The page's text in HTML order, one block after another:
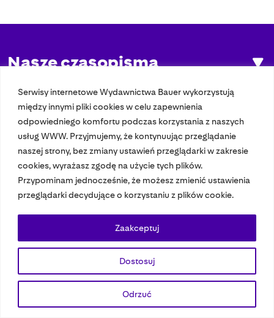
Serwisy internetowe Wydawnictwa Bauer wykorzystują
między innymi pliki cookies w celu zapewnienia
odpowiedniego komfortu podczas korzystania z naszych
usług WWW. Przyjmujemy, że kontynuując przeglądanie
naszej strony, bez zmiany ustawień przeglądarki w zakresie
cookies, wyrażasz zgodę na użycie tych plików.
Przypominam jednocześnie, że możesz zmienić ustawienia
przeglądarki decydujące o korzystaniu z plików cookie.
Dostosuj
Odrzuć
Zaakceptuj
Nasze czasopisma
Nasze strony
© 2023 Bauer Media Group, All Rights Reserved.
Polityka prywatności
Dane osobowe Wydawca EMFA